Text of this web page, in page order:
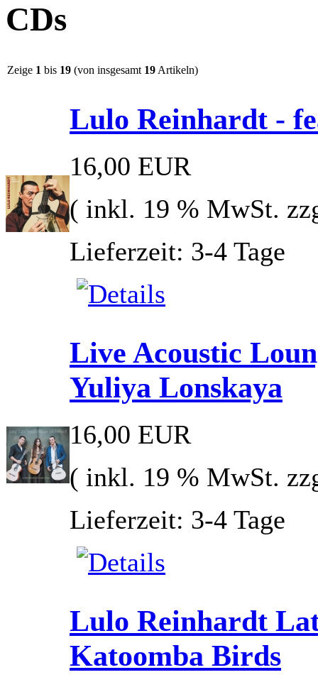
CDs
Zeige 1 bis 19 (von insgesamt 19Artikeln)
Lulo Reinhardt -
16,00 EUR
( inkl. 19 % MwSt.
Lieferzeit: 3-4 Tage
Live Acoustic
Yuliya Lonskaya
16,00 EUR
( inkl. 19 % MwSt.
Lieferzeit: 3-4 Tage
Lulo Reinhardt
Katoomba Birds